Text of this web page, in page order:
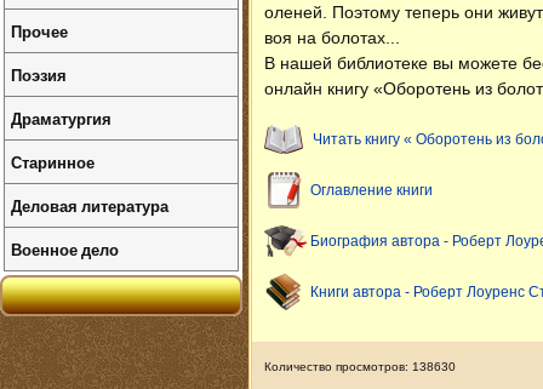
оленей. Поэтому теперь они
воя на болотах...
В нашей библиотеке вы можете
онлайн книгу «Оборотень из
Читать книгу « Оборотень из
Оглавление книги
Биография автора - Роберт
Книги автора - Роберт Лоуренс
Количество просмотров: 138630
Прочее
Поэзия
Драматургия
Старинное
Деловая литература
Военное дело